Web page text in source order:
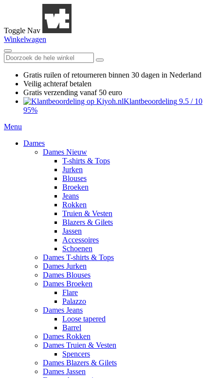
Toggle Nav
Winkelwagen
Gratis ruilen of retourneren binnen 30 dagen in Nederland
Veilig achteraf betalen
Gratis verzending vanaf 50 euro
Klantbeoordeling 9.5 / 10
95%
Menu
Dames
Dames Nieuw
T-shirts & Tops
Jurken
Blouses
Broeken
Jeans
Rokken
Truien & Vesten
Blazers & Gilets
Jassen
Accessoires
Schoenen
Dames T-shirts & Tops
Dames Jurken
Dames Blouses
Dames Broeken
Flare
Palazzo
Dames Jeans
Loose tapered
Barrel
Dames Rokken
Dames Truien & Vesten
Spencers
Dames Blazers & Gilets
Dames Jassen